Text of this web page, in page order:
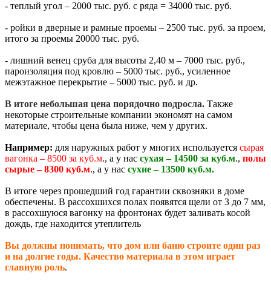
- теплый угол – 2000 тыс. руб. с ряда = 34000 тыс. руб.
- ройки в дверные и рамные проемы – 2500 тыс. руб. за проем,
итого за проемы 20000 тыс. руб.
- лишний венец сруба для высоты 2,40 м – 7000 тыс. руб.,
пароизоляция под кровлю – 5000 тыс. руб., усиленное
межэтажное перекрытие – 5000 тыс. руб. и др.
В итоге небольшая цена порядочно подросла. Также
некоторые строительные компании экономят на самом
материале, чтобы цена была ниже, чем у других.
Например: для наружных работ у многих используется сырая
вагонка – 8500 за куб.м., а у нас сухая – 14500 за куб.м., полы
сырые – 8300 куб.м., а у нас сухие – 13500 куб.м.
В итоге через прошедший год гарантии сквозняки в доме
обеспечены. В рассохшихся полах появятся щели от 3 до 7 мм,
в рассохшуюся вагонку на фронтонах будет заливать косой
дождь, где находится утеплитель
Вы должны понимать, что дом или баню строите один раз
и на долгие годы. Качество материала в этом играет
главную роль.